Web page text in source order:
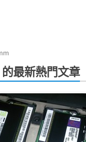
最新熱門文章